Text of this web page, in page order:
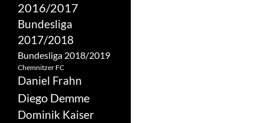
2016/2017
Bundesliga
2017/2018
Bundesliga 2018/2019
Chemnitzer FC
Daniel Frahn
Diego Demme
Dominik Kaiser